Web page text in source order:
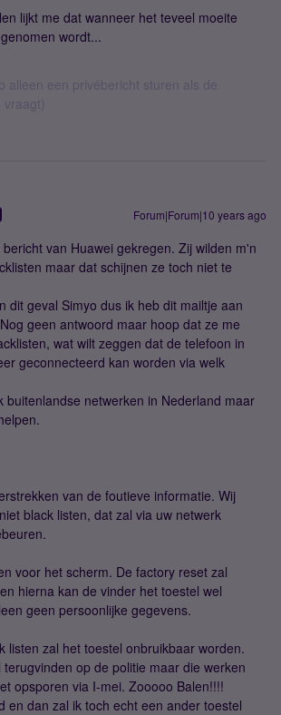
lijkt me dat wanneer het teveel moeite
wordt...
alleen een privébericht sturen als de
Forum|Forum|10 years ago
van Huawei gekregen. Zij wilden m'n
maar dat schijnen ze toch niet te
dit geval Simyo dus ik heb dit mailtje aan
geen antwoord maar hoop dat ze me
wat wilt zeggen dat de telefoon in
geconnecteerd kan worden via welk
buitenlandse netwerken in Nederland maar
van de foutieve informatie. Wij
black listen, dat zal via uw netwerk
voor het scherm. De factory reset zal
hierna kan de vinder het toestel wel
geen persoonlijke gegevens.
listen zal het toestel onbruikbaar worden.
op de politie maar die werken
opsporen via I-mei. Zooooo Balen!!!!
en dan zal ik toch echt een ander toestel